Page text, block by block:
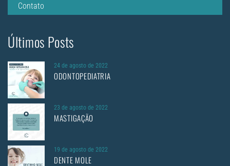
Contato
Últimos Posts
24 de agosto de 2022
ODONTOPEDIATRIA
23 de agosto de 2022
MASTIGAÇÃO
19 de agosto de 2022
DENTE MOLE